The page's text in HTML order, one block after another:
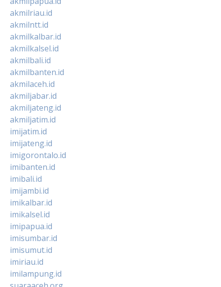
akmilriau.id
akmilntt.id
akmilkalbar.id
akmilkalsel.id
akmilbali.id
akmilbanten.id
akmilaceh.id
akmiljabar.id
akmiljateng.id
akmiljatim.id
imijatim.id
imijateng.id
imigorontalo.id
imibanten.id
imibali.id
imijambi.id
imikalbar.id
imikalsel.id
imipapua.id
imisumbar.id
imisumut.id
imiriau.id
imilampung.id